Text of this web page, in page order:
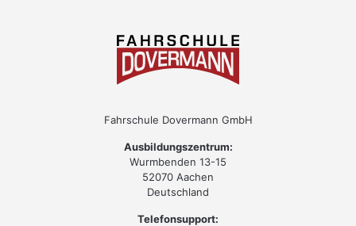
Fahrschule Dovermann GmbH
Ausbildungszentrum:
Wurmbenden 13-15
52070 Aachen
Deutschland
Telefonsupport: